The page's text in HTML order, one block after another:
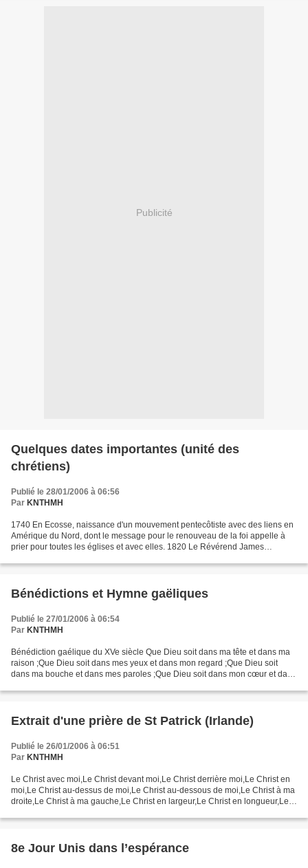
Publicité
Quelques dates importantes (unité des
chrétiens)
Publié le 28/01/2006 à 06:56
Par KNTHMH
1740 En Ecosse, naissance d'un mouvement pentecôtiste avec des liens en
Amérique du Nord, dont le message pour le renouveau de la foi appelle à
prier pour toutes les églises et avec elles. 1820 Le Révérend James
Bénédictions et Hymne gaëliques
Publié le 27/01/2006 à 06:54
Par KNTHMH
Bénédiction gaélique du XVe siècle Que Dieu soit dans ma tête et dans ma
raison ;Que Dieu soit dans mes yeux et dans mon regard ;Que Dieu soit
dans ma bouche et dans mes paroles ;Que Dieu soit dans mon cœur et dans
Extrait d'une prière de St Patrick (Irlande)
Publié le 26/01/2006 à 06:51
Par KNTHMH
Le Christ avec moi,Le Christ devant moi,Le Christ derrière moi,Le Christ en
moi,Le Christ au-dessus de moi,Le Christ au-dessous de moi,Le Christ à ma
droite,Le Christ à ma gauche,Le Christ en largeur,Le Christ en longueur,Le
8e Jour Unis dans l’espérance